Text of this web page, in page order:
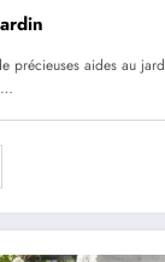
précieuses aides au